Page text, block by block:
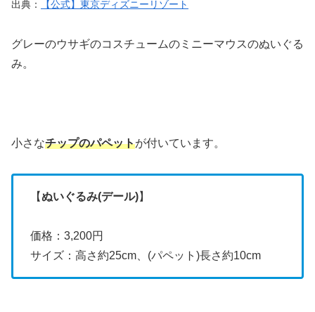
出典： 【公式】東京ディズニーリゾート
グレーのウサギのコスチュームのミニーマウスのぬいぐる
み。
小さなチップのパペットが付いています。
【ぬいぐるみ(デール)】
価格：3,200円
サイズ：高さ約25cm、(パペット)長さ約10cm